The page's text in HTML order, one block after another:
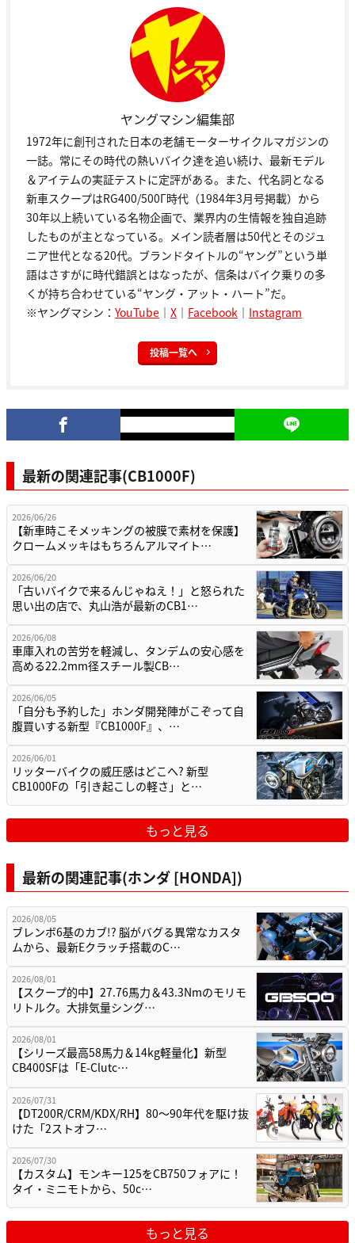
ヤングマシン編集部
1972年に創刊された日本の老舗モーターサイクルマガジンの
一誌。常にその時代の熱いバイク達を追い続け、最新モデル
＆アイテムの実証テストに定評がある。また、代名詞となる
新車スクープはRG400/500Γ時代（1984年3月号掲載）から
30年以上続いている名物企画で、業界内の生情報を独自追跡
したものが主となっている。メイン読者層は50代とそのジュ
ニア世代となる20代。ブランドタイトルの“ヤング”という単
語はさすがに時代錯誤とはなったが、信条はバイク乗りの多
くが持ち合わせている“ヤング・アット・ハート”だ。
※ヤングマシン： YouTube ｜ X ｜ Facebook ｜ Instagram
投稿一覧へ
最新の関連記事(CB1000F)
2026/06/26
【新車時こそメッキングの被膜で素材を保護】
クロームメッキはもちろんアルマイト…
2026/06/20
「古いバイクで来るんじゃねえ！」と怒られた
思い出の店で、丸山浩が最新のCB1…
2026/06/08
車庫入れの苦労を軽減し、タンデムの安心感を
高める22.2mm径スチール製CB…
2026/06/05
「自分も予約した」ホンダ開発陣がこぞって自
腹買いする新型『CB1000F』、…
2026/06/01
リッターバイクの威圧感はどこへ? 新型
CB1000Fの「引き起こしの軽さ」と…
もっと見る
最新の関連記事(ホンダ [HONDA])
2026/08/05
ブレンボ6基のカブ!? 脳がバグる異常なカスタ
ムから、最新Eクラッチ搭載のC…
2026/08/01
【スクープ的中】27.76馬力＆43.3Nmのモリモ
リトルク。大排気量シング…
2026/08/01
【シリーズ最高58馬力＆14kg軽量化】新型
CB400SFは「E-Clutc…
2026/07/31
【DT200R/CRM/KDX/RH】80〜90年代を駆け抜
けた「2ストオフ…
2026/07/30
【カスタム】モンキー125をCB750フォアに！
タイ・ミニモトから、50c…
もっと見る